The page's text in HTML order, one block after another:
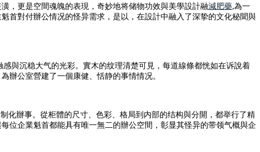
，更是空間魂魄的表現，奇妙地将储物功效與美學設計融減肥藥,為一
首對付辦公情况的怪异需求，是以，在設計中融入了深挚的文化秘聞與
與沉稳大气的光彩。實木的纹理清楚可見，每道線條都恍如在诉說着
辦公室營建了一個康健、恬静的事情情况。
化辦事。從柜體的尺寸、色彩、格局到内部的结构與分開，都举行了精
位企業魁首都能具有唯一無二的辦公空間，彰显其怪异的带领气概與企